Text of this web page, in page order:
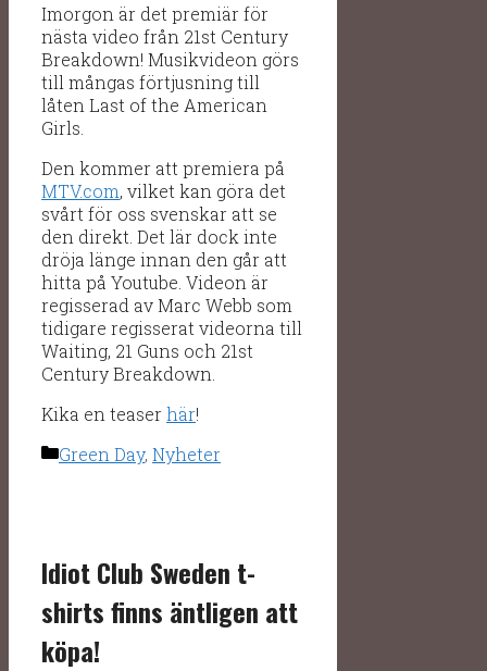
Imorgon är det premiär för
nästa video från 21st Century
Breakdown! Musikvideon görs
till mångas förtjusning till
låten Last of the American
Girls.
Den kommer att premiera på
MTV.com, vilket kan göra det
svårt för oss svenskar att se
den direkt. Det lär dock inte
dröja länge innan den går att
hitta på Youtube. Videon är
regisserad av Marc Webb som
tidigare regisserat videorna till
Waiting, 21 Guns och 21st
Century Breakdown.
Kika en teaserhär!
Kategorier
Green Day, Nyheter
Idiot Club Sweden t-
shirts finns äntligen att
köpa!